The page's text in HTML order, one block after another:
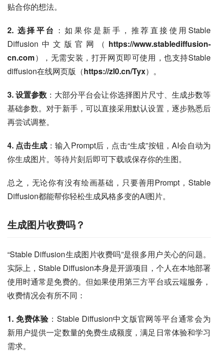
贴合你的想法。
2. 选择平台 ：如果你是新手，推荐直接使用Stable
Diffusion中文版官网（ https://www.stablediffusion-
cn.com），无需安装，打开网页即可使用，也支持Stable
diffusion在线网页版（https://zl0.cn/Tyx）。
3. 设置参数 ：大部分平台会让你选择图片尺寸、生成步数等
基础参数。对于新手，可以直接采用默认设置，逐步熟悉后
再尝试调整。
4. 点击生成 ：输入Prompt后，点击“生成”按钮，AI会自动为
你生成图片。等待片刻后即可下载或保存你的生图。
总之，无论你有没有绘画基础，只要善用Prompt，Stable
Diffusion都能帮你轻松生成风格多变的AI图片。
生成图片收费吗？
“Stable Diffusion生成图片收费吗”是很多用户关心的问题。
实际上，Stable Diffusion本身是开源项目，个人在本地部署
使用时通常是免费的。但如果使用第三方平台或云端服务，
收费情况会有所不同：
1. 免费体验 ：Stable Diffusion中文版官网等平台通常会为
新用户提供一定数量的免费生成额度，满足日常体验和学习
需求。